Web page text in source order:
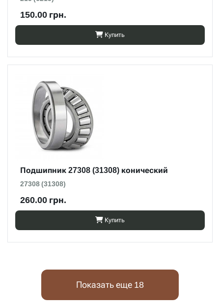
150.00 грн.
Купить
Подшипник 27308 (31308) конический
27308 (31308)
260.00 грн.
Купить
Показать еще 18